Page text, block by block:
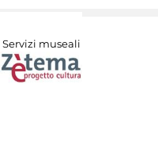
Servizi museali